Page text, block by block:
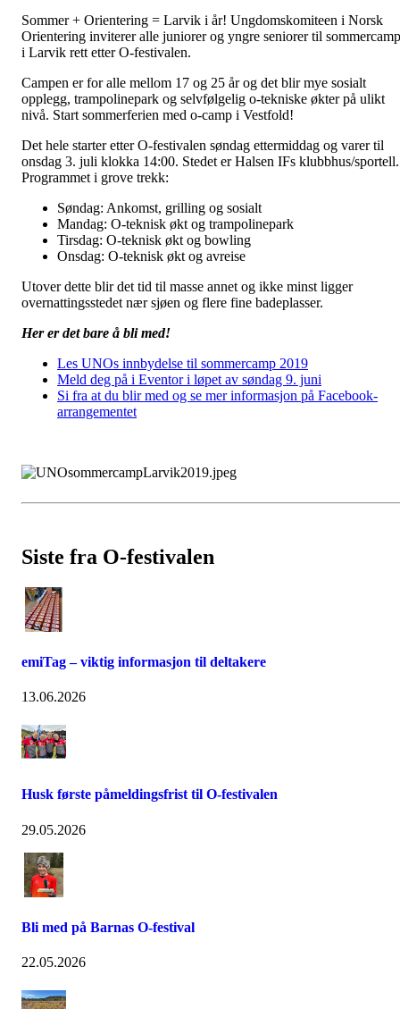
Sommer + Orientering = Larvik i år! Ungdomskomiteen i Norsk
Orientering inviterer alle juniorer og yngre seniorer til sommercamp
i Larvik rett etter O-festivalen.
Campen er for alle mellom 17 og 25 år og det blir mye sosialt
opplegg, trampolinepark og selvfølgelig o-tekniske økter på ulikt
nivå. Start sommerferien med o-camp i Vestfold!
Det hele starter etter O-festivalen søndag ettermiddag og varer til
onsdag 3. juli klokka 14:00. Stedet er Halsen IFs klubbhus/sportell.
Programmet i grove trekk:
Søndag: Ankomst, grilling og sosialt
Mandag: O-teknisk økt og trampolinepark
Tirsdag: O-teknisk økt og bowling
Onsdag: O-teknisk økt og avreise
Utover dette blir det tid til masse annet og ikke minst ligger
overnattingsstedet nær sjøen og flere fine badeplasser.
Her er det bare å bli med!
Les UNOs innbydelse til sommercamp 2019
Meld deg på i Eventor i løpet av søndag 9. juni
Si fra at du blir med og se mer informasjon på Facebook-
arrangementet
Siste fra O-festivalen
emiTag – viktig informasjon til deltakere
13.06.2026
Husk første påmeldingsfrist til O-festivalen
29.05.2026
Bli med på Barnas O-festival
22.05.2026